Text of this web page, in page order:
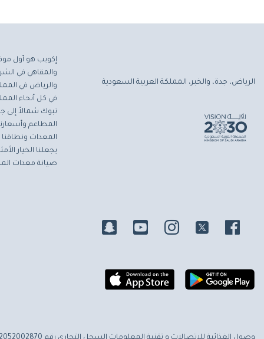
الرياض، جدة، والخبر، المملكة العربية السعودية
إكويب هو أول
والمقاهي في
والرياض في
في كل أنحاء
تبوك شمالاً إلى
المطاعم
المعدات
يجعلنا الخيار
صيانة معدات